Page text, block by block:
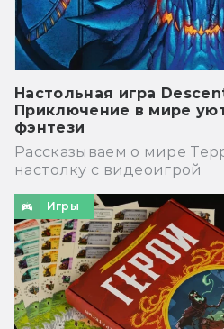
Настольная игра
Приключение в мире
фэнтези
Рассказываем о мире
настолку с видеоигрой
Игры